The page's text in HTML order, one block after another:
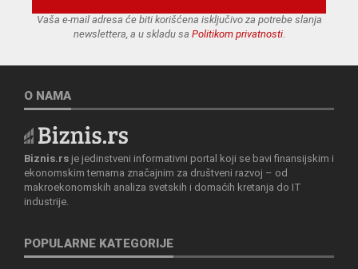
Vaša e-mail adresa će biti korišćena isključivo za potrebe slanja
newslettera, a u skladu sa Politikom privatnosti.
O NAMA
Biznis.rs je jedinstveni informativni portal koji se bavi finansijskim i
ekonomskim temama značajnim za društveni razvoj – od
makroekonomskih analiza svetskih i domaćih kretanja do IT
industrije.
POPULARNE KATEGORIJE